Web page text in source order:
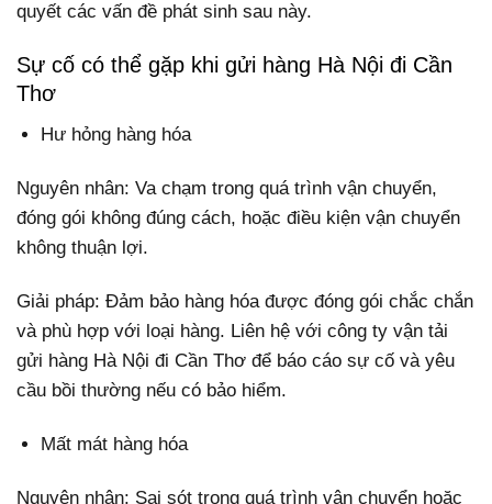
quyết các vấn đề phát sinh sau này.
Sự cố có thể gặp khi gửi hàng Hà Nội đi Cần
Thơ
Hư hỏng hàng hóa
Nguyên nhân: Va chạm trong quá trình vận chuyển,
đóng gói không đúng cách, hoặc điều kiện vận chuyển
không thuận lợi.
Giải pháp: Đảm bảo hàng hóa được đóng gói chắc chắn
và phù hợp với loại hàng. Liên hệ với công ty vận tải
gửi hàng Hà Nội đi Cần Thơ để báo cáo sự cố và yêu
cầu bồi thường nếu có bảo hiểm.
Mất mát hàng hóa
Nguyên nhân: Sai sót trong quá trình vận chuyển hoặc